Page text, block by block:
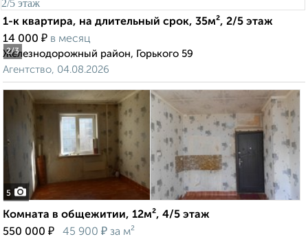
2/3
1-к квартира, на длительный срок, 35м², 2/5 этаж
14 000 ₽ в месяц
Железнодорожный район, Горького 59
Агентство, 04.08.2026
5
Комната в общежитии, 12м², 4/5 этаж
550 000 ₽ 45 900 ₽ за м²